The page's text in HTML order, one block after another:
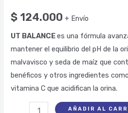
$ 124.000 + Envío
UT BALANCEes una fórmula
mantener el equilibrio del pH de la
malvavisco y seda de maíz que
benéficos y otros ingredientes
vitamina C que acidifican la orina.
AÑADIR AL